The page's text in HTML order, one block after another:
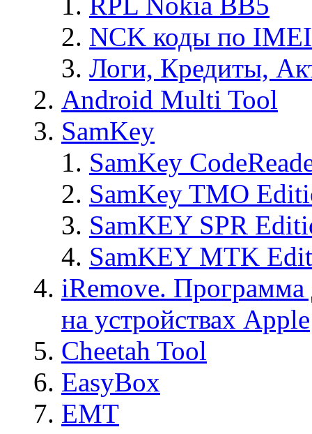
NCK коды по IMEI
Логи, Кредиты,
Android Multi Tool
SamKey
SamKey
SamKey TMO
SamKEY SPR
SamKEY MTK
iRemove. Программа
на устройствах Apple
Cheetah Tool
EasyBox
EMT